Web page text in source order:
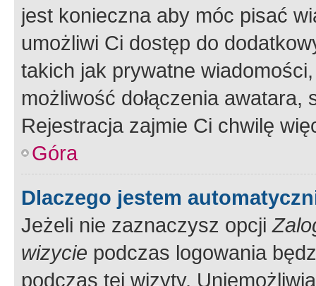
jest konieczna aby móc pisać
umożliwi Ci dostęp do
takich jak prywatne
możliwość dołączenia
Rejestracja zajmie Ci chwilę
Góra
Dlaczego jestem
Jeżeli nie zaznaczysz opcji
wizycie podczas logowania
podczas tej wizyty.